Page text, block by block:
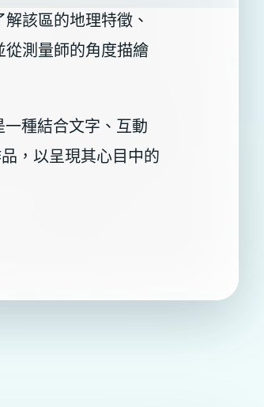
該區的地理特徵、
測量師的角度描繪
種結合文字、互動
，以呈現其心目中的